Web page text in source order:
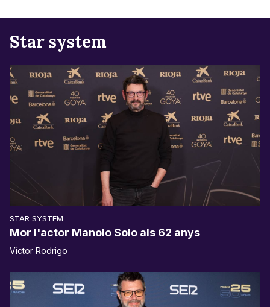
Star system
STAR SYSTEM
Mor l'actor Manolo Solo als 62 anys
Víctor Rodrigo